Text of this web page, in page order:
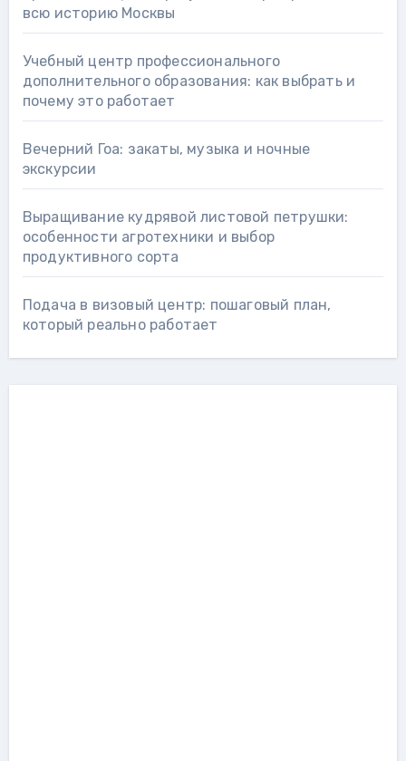
всю историю Москвы
Учебный центр профессионального
дополнительного образования: как выбрать и
почему это работает
Вечерний Гоа: закаты, музыка и ночные
экскурсии
Выращивание кудрявой листовой петрушки:
особенности агротехники и выбор
продуктивного сорта
Подача в визовый центр: пошаговый план,
который реально работает